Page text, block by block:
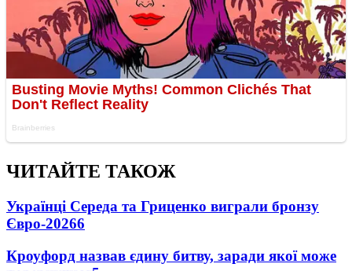
ЧИТАЙТЕ ТАКОЖ
Українці Середа та Гриценко виграли бронзу
Євро-20266
Кроуфорд назвав єдину битву, заради якої може